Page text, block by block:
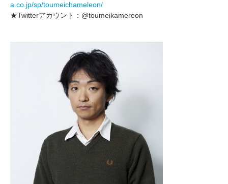
a.co.jp/sp/toumeichameleon/
★Twitterアカウント：@toumeikamereon